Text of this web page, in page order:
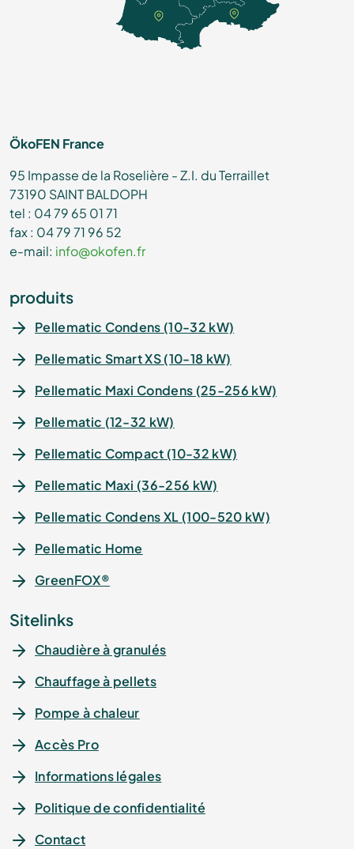
ÖkoFEN France
95 Impasse de la Roselière - Z.I. du Terraillet
73190 SAINT BALDOPH
tel : 04 79 65 01 71
fax : 04 79 71 96 52
e-mail: info@okofen.fr
produits
Pellematic Condens (10-32 kW)
Pellematic Smart XS (10-18 kW)
Pellematic Maxi Condens (25-256 kW)
Pellematic (12-32 kW)
Pellematic Compact (10-32 kW)
Pellematic Maxi (36-256 kW)
Pellematic Condens XL (100-520 kW)
Pellematic Home
GreenFOX®
Sitelinks
Chaudière à granulés
Chauffage à pellets
Pompe à chaleur
Accès Pro
Informations légales
Politique de confidentialité
Contact